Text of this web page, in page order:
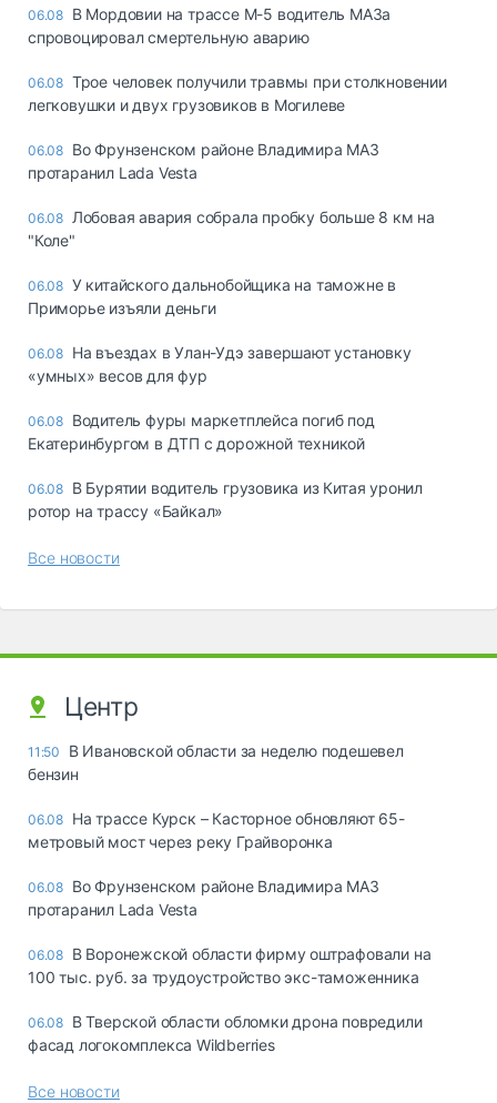
06.08 В Мордовии на трассе М-5 водитель МАЗа
спровоцировал смертельную аварию
06.08 Трое человек получили травмы при столкновении
легковушки и двух грузовиков в Могилеве
06.08 Во Фрунзенском районе Владимира МАЗ
протаранил Lada Vesta
06.08 Лобовая авария собрала пробку больше 8 км на
"Коле"
06.08 У китайского дальнобойщика на таможне в
Приморье изъяли деньги
06.08 Ha въeздax в Улaн-Удэ зaвepшaют ycтaнoвкy
«yмныx» вecoв для фyp
06.08 Водитель фуры маркетплейса погиб под
Екатеринбургом в ДТП с дорожной техникой
06.08 В Бурятии водитель грузовика из Китая уронил
ротор на трассу «Байкал»
Все новости
Центр
11:50
В Ивановской области за неделю подешевел
бензин
06.08 На трассе Курск – Касторное обновляют 65-
метровый мост через реку Грайворонка
06.08 Во Фрунзенском районе Владимира МАЗ
протаранил Lada Vesta
06.08 В Воронежской области фирму оштрафовали на
100 тыс. руб. за трудоустройство экс-таможенника
06.08 В Тверской области обломки дрона повредили
фасад логокомплекса Wildberries
Все новости